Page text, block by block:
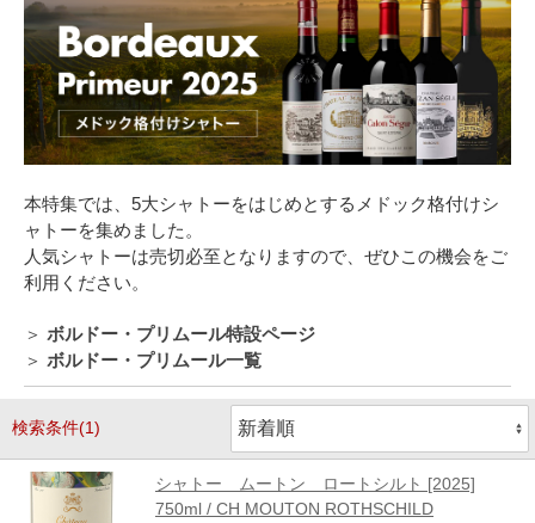
本特集では、5大シャトーをはじめとするメドック格付けシ
ャトーを集めました。
人気シャトーは売切必至となりますので、ぜひこの機会をご
利用ください。
＞ ボルドー・プリムール特設ページ
＞ ボルドー・プリムール一覧
検索条件(1)
シャトー ムートン ロートシルト [2025]
750ml / CH MOUTON ROTHSCHILD